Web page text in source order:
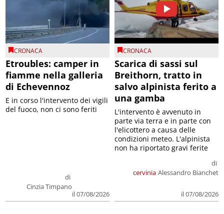
CRONACA
Etroubles: camper in
fiamme nella galleria
di Echevennoz
di
Cinzia Timpano
il 07/08/2026
E in corso l'intervento dei vigili
del fuoco, non ci sono feriti
CRONACA
Scarica di sassi sul
Breithorn, tratto in
salvo alpinista ferito a
una gamba
cervinia
di
Alessandro Bianchet
il 07/08/2026
L'intervento è avvenuto in
parte via terra e in parte con
l'elicottero a causa delle
condizioni meteo. L'alpinista
non ha riportato gravi ferite